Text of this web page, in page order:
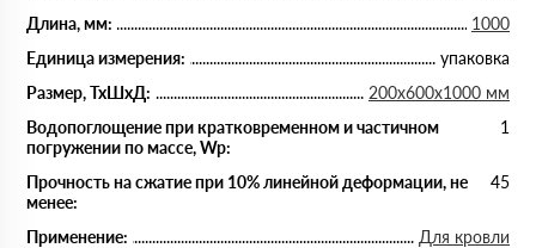
Длина, мм:
1000
Единица измерения:
упаковка
Размер, ТхШхД:
200х600х1000 мм
Водопоглощение при кратковременном и частичном
погружении по массе, Wp:
1
Прочность на сжатие при 10% линейной деформации, не
менее:
45
Применение:
Для кровли